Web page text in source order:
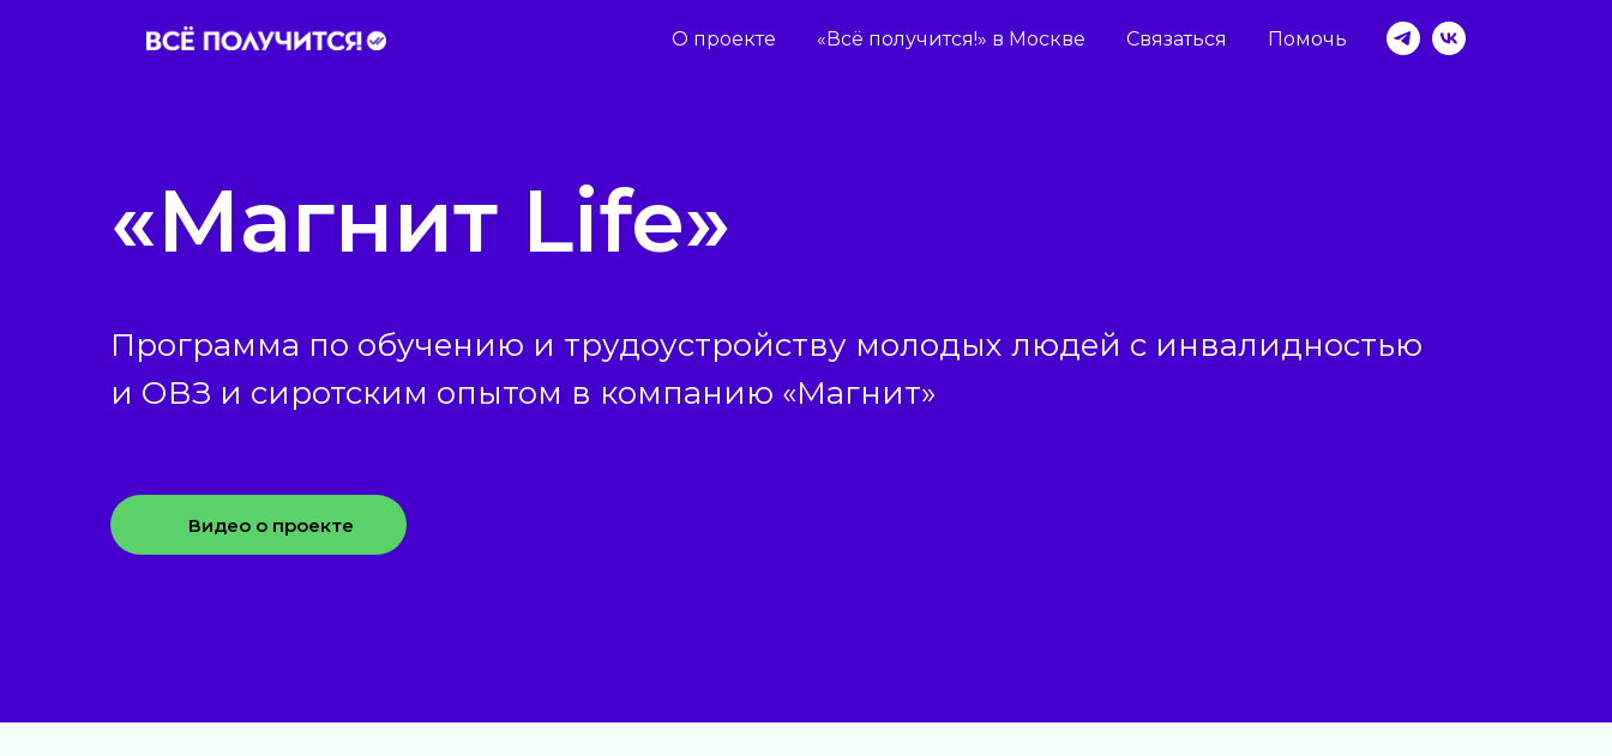
О проекте «Всё получится!» в Москве Связаться Помочь
«Магнит Life»
Программа по обучению и трудоустройству молодых людей с инвалидностью
и ОВЗ и сиротским опытом в компанию «Магнит»
Видео о проекте